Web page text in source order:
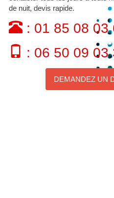
de nuit, devis rapide.
: 01 85 08 03
: 06 50 09 03
DEMANDEZ UN